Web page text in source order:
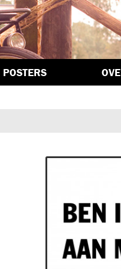
POSTERS